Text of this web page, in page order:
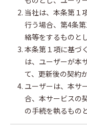
当社は、本条第１
行う場合、第4条
絡等をするものと
本条第１項に基づ
は、ユーザーが本
て、更新後の契約
ユーザーは、本サ
合、本サービスの
の手続を執るもの